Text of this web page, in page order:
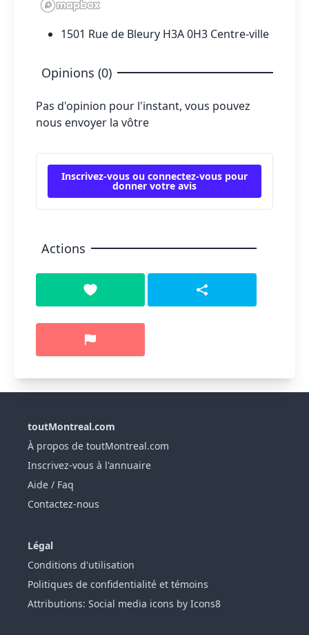
1501 Rue de Bleury H3A 0H3 Centre-ville
Opinions (0)
Pas d'opinion pour l'instant, vous pouvez
nous envoyer la vôtre
Inscrivez-vous ou connectez-vous pour
donner votre avis
Actions
toutMontreal.com
À propos de toutMontreal.com
Inscrivez-vous à l'annuaire
Aide / Faq
Contactez-nous
Légal
Conditions d'utilisation
Politiques de confidentialité et témoins
Attributions: Social media icons by Icons8